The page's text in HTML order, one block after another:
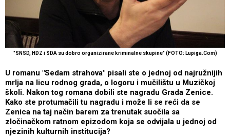
"SNSD, HDZ i SDA su dobro organizirane kriminalne skupine" (FOTO: Lupiga.Com)
U romanu "Sedam strahova" pisali ste o jednoj od najružnijih
mrlja na licu rodnog grada, o logoru i mučilištu u Muzičkoj
školi. Nakon tog romana dobili ste nagradu Grada Zenice.
Kako ste protumačili tu nagradu i može li se reći da se
Zenica na taj način barem za trenutak suočila sa
zločinačkom ratnom epizodom koja se odvijala u jednoj od
njezinih kulturnih institucija?